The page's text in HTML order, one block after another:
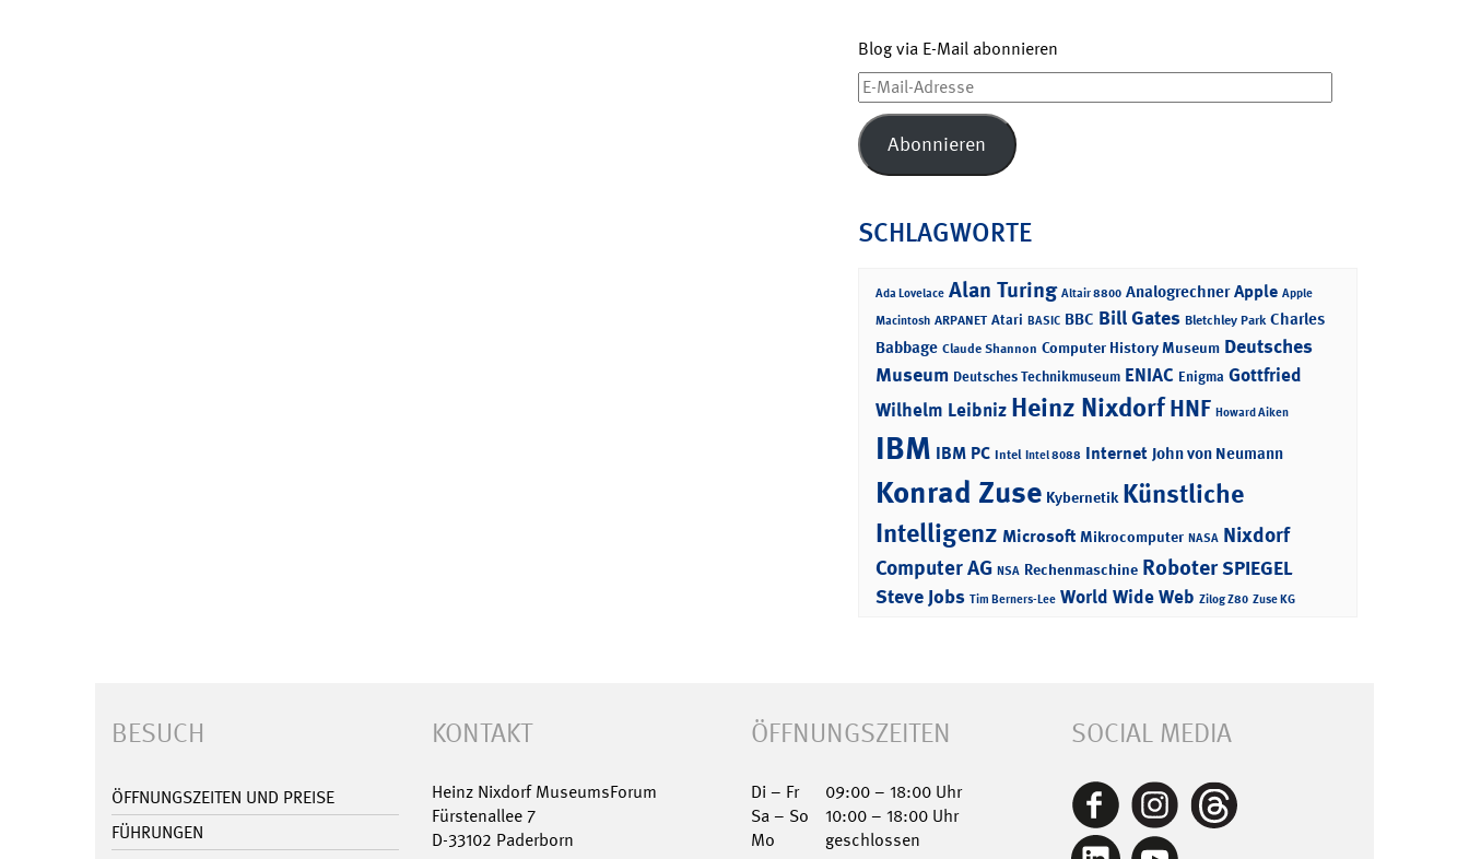
Blog via E-Mail abonnieren
E-
Mail-
Adresse
Abonnieren
SCHLAGWORTE
Ada Lovelace Alan Turing Altair 8800 Analogrechner Apple Apple
Macintosh ARPANET Atari BASIC BBC Bill Gates Bletchley Park Charles
Babbage Claude Shannon Computer History Museum Deutsches
Museum Deutsches Technikmuseum ENIAC Enigma Gottfried
Wilhelm Leibniz Heinz NixdorfHNF Howard Aiken
IBM IBM PC Intel Intel 8088 Internet John von Neumann
Konrad Zuse Kybernetik Künstliche
Intelligenz Microsoft Mikrocomputer NASA Nixdorf
Computer AG NSA Rechenmaschine RoboterSPIEGEL
Steve Jobs Tim Berners-Lee World Wide Web Zilog Z80 Zuse KG
BESUCH
ÖFFNUNGSZEITEN UND PREISE
FÜHRUNGEN
KONTAKT
Heinz Nixdorf MuseumsForum
Fürstenallee 7
D-33102 Paderborn
ÖFFNUNGSZEITEN
Di – Fr
09:00 – 18:00 Uhr
Sa – So
10:00 – 18:00 Uhr
Mo
geschlossen
SOCIAL MEDIA